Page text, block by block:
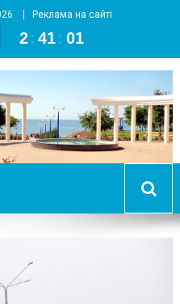
Реклама на сайті
2 : 41 : 02
города Южный